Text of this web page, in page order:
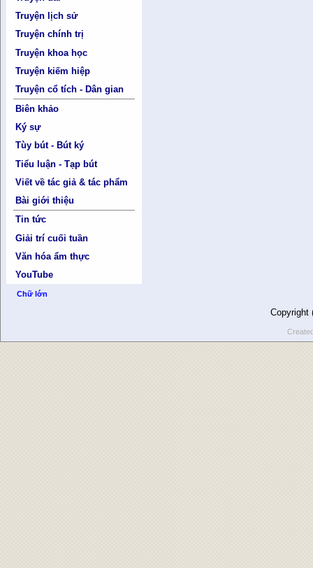
Truyện lịch sử
Truyện chính trị
Truyện khoa học
Truyện kiếm hiệp
Truyện cổ tích - Dân gian
Biên khảo
Ký sự
Tùy bút - Bút ký
Tiểu luận - Tạp bút
Viết về tác giả & tác phẩm
Bài giới thiệu
Tin tức
Giải trí cuối tuần
Văn hóa ẩm thực
YouTube
Chữ lớn
Copyright